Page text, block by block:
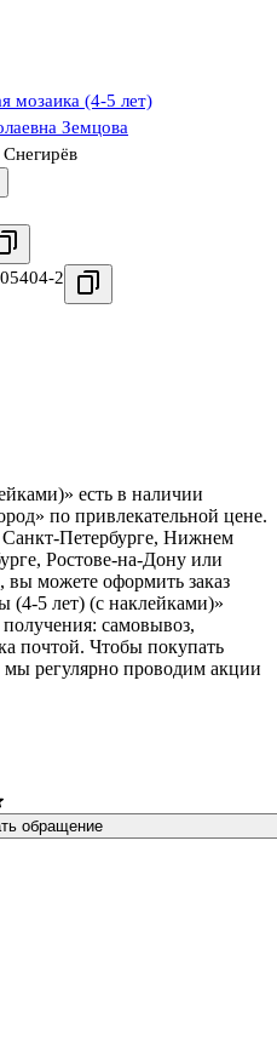
мозаика (4-5 лет)
Земцова
2
есть в наличии
по привлекательной цене.
Петербурге, Нижнем
Ростове-на-Дону или
можете оформить заказ
(4-5 лет) (с наклейками)»
самовывоз,
почтой. Чтобы покупать
регулярно проводим акции
обращение